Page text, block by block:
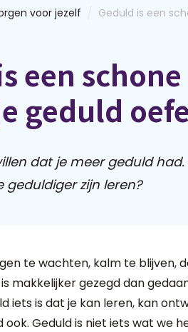
voor jezelf Geduld is een
een
geduld
dat je meer geduld
geduldiger zijn leren?
te wachten, kalm te blijven,
makkelijker gezegd dan
iets is dat je kan leren, kan
ook. Geduld is niet iets wat we